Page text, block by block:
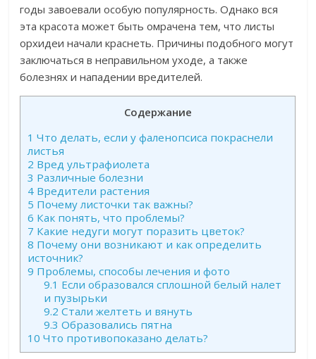
годы завоевали особую популярность. Однако вся
эта красота может быть омрачена тем, что листы
орхидеи начали краснеть. Причины подобного могут
заключаться в неправильном уходе, а также
болезнях и нападении вредителей.
Содержание
1 Что делать, если у фаленопсиса покраснели
листья
2 Вред ультрафиолета
3 Различные болезни
4 Вредители растения
5 Почему листочки так важны?
6 Как понять, что проблемы?
7 Какие недуги могут поразить цветок?
8 Почему они возникают и как определить
источник?
9 Проблемы, способы лечения и фото
9.1 Если образовался сплошной белый налет
и пузырьки
9.2 Стали желтеть и вянуть
9.3 Образовались пятна
10 Что противопоказано делать?